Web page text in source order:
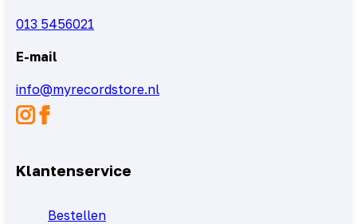
013 5456021
E-mail
info@myrecordstore.nl
Klantenservice
Bestellen